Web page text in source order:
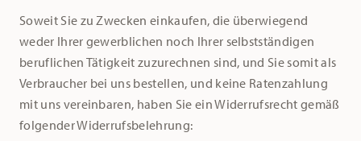
Soweit Sie zu Zwecken einkaufen, die überwiegend
weder Ihrer gewerblichen noch Ihrer selbstständigen
beruflichen Tätigkeit zuzurechnen sind, und Sie somit als
Verbraucher bei uns bestellen, und keine Ratenzahlung
mit uns vereinbaren, haben Sie ein Widerrufsrecht gemäß
folgender Widerrufsbelehrung: